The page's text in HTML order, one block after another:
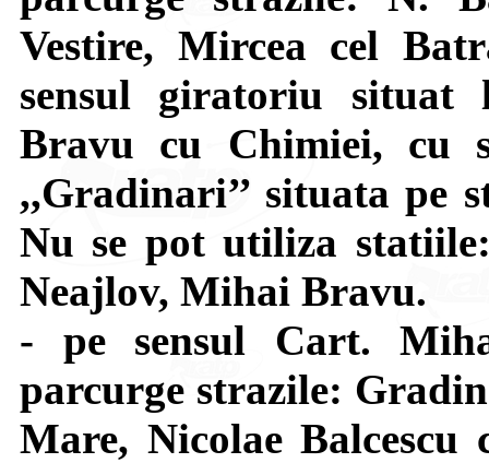
Vestire, Mircea cel
sensul giratoriu situat
Bravu cu Chimiei, cu
,,Gradinari’’ situata pe
Nu se pot utiliza
Neajlov, Mihai Bravu.
- pe sensul Cart.
parcurge strazile:
Mare, Nicolae